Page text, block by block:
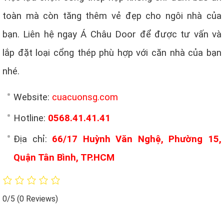
toàn mà còn tăng thêm vẻ đẹp cho ngôi nhà của
bạn. Liên hệ ngay Á Châu Door để được tư vấn và
lắp đặt loại cổng thép phù hợp với căn nhà của bạn
nhé.
Website: cuacuonsg.com
Hotline: 0568.41.41.41
Địa chỉ: 66/17 Huỳnh Văn Nghệ, Phường 15,
Quận Tân Bình, TP.HCM
0/5 (0 Reviews)